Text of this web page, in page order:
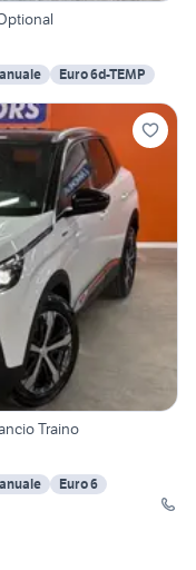
130 cvFull Optional
Euro 6d-TEMP
Traino
Euro 6